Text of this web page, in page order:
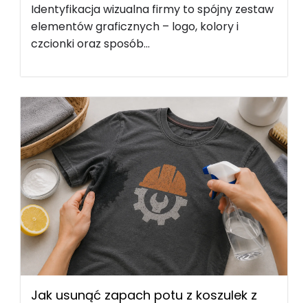
Identyfikacja wizualna firmy to spójny zestaw
elementów graficznych – logo, kolory i
czcionki oraz sposób...
Jak usunąć zapach potu z koszulek z